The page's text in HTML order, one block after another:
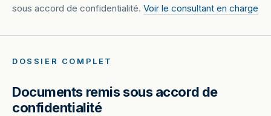
sous accord de confidentialité. Voir le consultant en charge
DOSSIER COMPLET
Documents remis sous accord de
confidentialité